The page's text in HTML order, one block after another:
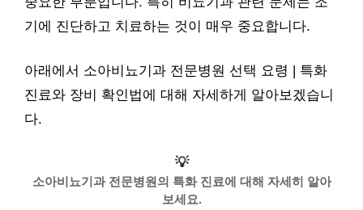
기에 진단하고 치료하는 것이 매우 중요합니다.
아래에서 소아비뇨기과 전문병원 선택 요령 | 특화
진료와 장비 확인법에 대해 자세하게 알아보겠습니
다.
💡
소아비뇨기과 전문병원의 특화 진료에 대해 자세히 알아
보세요.